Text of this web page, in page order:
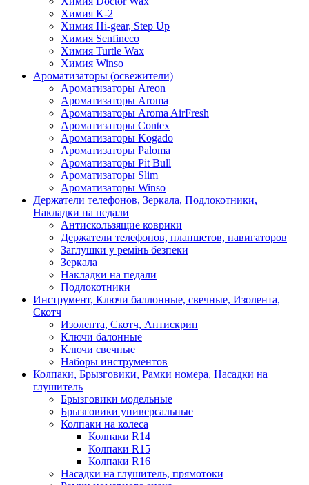
Химия K-2
Химия Hi-gear, Step Up
Химия Senfineco
Химия Turtle Wax
Химия Winso
Ароматизаторы (освежители)
Ароматизаторы Areon
Ароматизаторы Aroma
Ароматизаторы Aroma AirFresh
Ароматизаторы Contex
Ароматизаторы Kogado
Ароматизаторы Paloma
Ароматизаторы Pit Bull
Ароматизаторы Slim
Ароматизаторы Winso
Держатели телефонов, Зеркала, Подлокотники,
Накладки на педали
Антискользящие коврики
Держатели телефонов, планшетов, навигаторов
Заглушки у ремінь безпеки
Зеркала
Накладки на педали
Подлокотники
Инструмент, Ключи баллонные, свечные, Изолента,
Скотч
Изолента, Скотч, Антискрип
Ключи балонные
Ключи свечные
Наборы инструментов
Колпаки, Брызговики, Рамки номера, Насадки на
глушитель
Брызговики модельные
Брызговики универсальные
Колпаки на колеса
Колпаки R14
Колпаки R15
Колпаки R16
Насадки на глушитель, прямотоки